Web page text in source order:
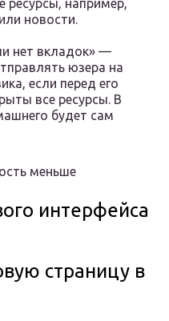
например,
новости.
нет вкладок» —
юзера на
если перед его
все ресурсы. В
будет сам
меньше
интерфейса
страницу в